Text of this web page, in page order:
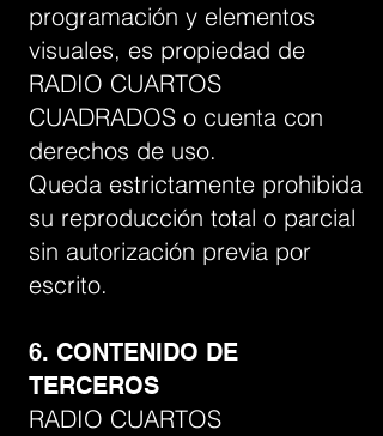
programación y elementos
visuales, es propiedad de
RADIO CUARTOS
CUADRADOS o cuenta con
derechos de uso.
Queda estrictamente prohibida
su reproducción total o parcial
sin autorización previa por
escrito.
6. CONTENIDO DE
TERCEROS
RADIO CUARTOS